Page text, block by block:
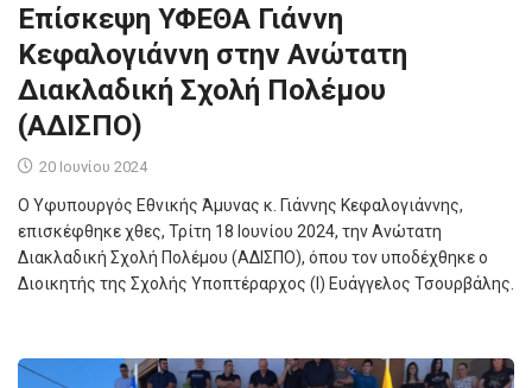
Επίσκεψη ΥΦΕΘΑ Γιάννη
Κεφαλογιάννη στην Ανώτατη
Διακλαδική Σχολή Πολέμου
(ΑΔΙΣΠΟ)
20 Ιουνίου 2024
Ο Υφυπουργός Εθνικής Άμυνας κ. Γιάννης Κεφαλογιάννης,
επισκέφθηκε χθες, Τρίτη 18 Ιουνίου 2024, την Ανώτατη
Διακλαδική Σχολή Πολέμου (ΑΔΙΣΠΟ), όπου τον υποδέχθηκε ο
Διοικητής της Σχολής Υποπτέραρχος (Ι) Ευάγγελος Τσουρβάλης.